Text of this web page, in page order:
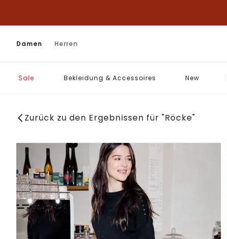
Damen Herren
Sale Bekleidung & Accessoires New
Zurück zu den Ergebnissen für "Röcke"